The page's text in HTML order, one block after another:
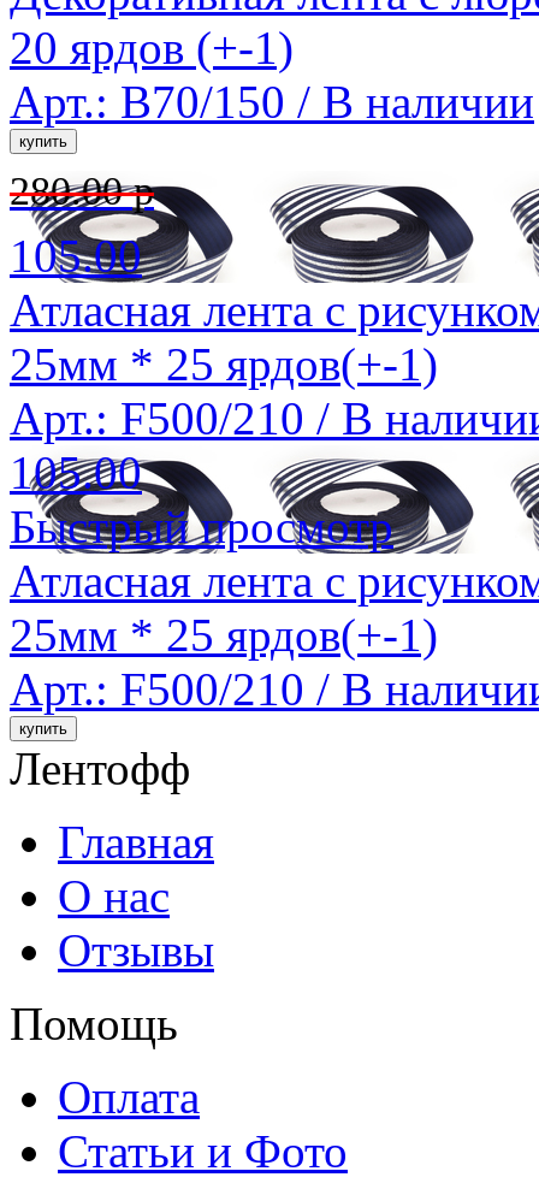
20 ярдов (+-1)
Арт.: B70/150 / В наличии
280.00 р
105.00
Атласная лента с
25мм * 25 ярдов(+-1)
Арт.: F500/210 / В
105.00
Быстрый просмотр
Атласная лента с
25мм * 25 ярдов(+-1)
Арт.: F500/210 / В
Лентофф
Главная
О нас
Отзывы
Помощь
Оплата
Статьи и Фото